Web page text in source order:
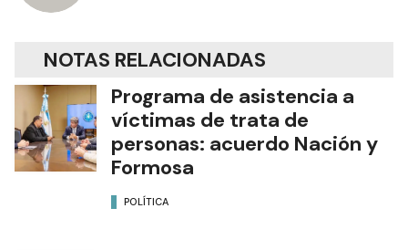
NOTAS RELACIONADAS
Programa de asistencia a
víctimas de trata de
personas: acuerdo Nación y
Formosa
POLÍTICA